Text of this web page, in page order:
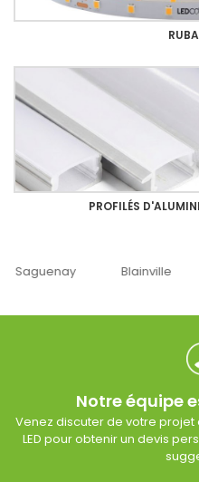
PROFILÉS
Blainville
Notre équipe
Venez discuter de votre
LED pour obtenir un devis